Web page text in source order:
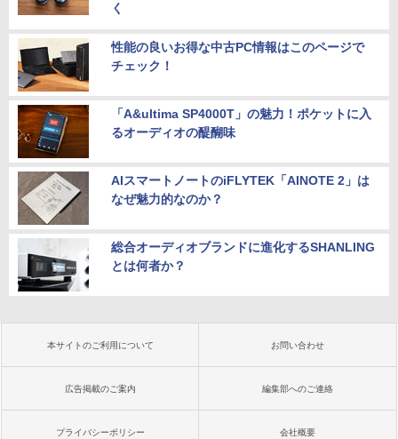
く
性能の良いお得な中古PC情報はこのページで
チェック！
「A&ultima SP4000T」の魅力！ポケットに入
るオーディオの醍醐味
AIスマートノートのiFLYTEK「AINOTE 2」は
なぜ魅力的なのか？
総合オーディオブランドに進化するSHANLING
とは何者か？
本サイトのご利用について お問い合わせ
広告掲載のご案内 編集部へのご連絡
プライバシーポリシー 会社概要